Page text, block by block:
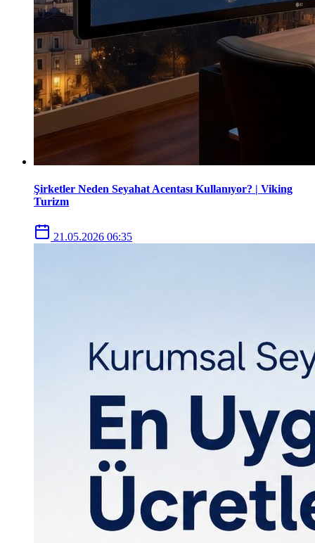
Şirketler Neden Seyahat Acentası Kullanıyor? | Viking
Turizm
21.05.2026 06:35